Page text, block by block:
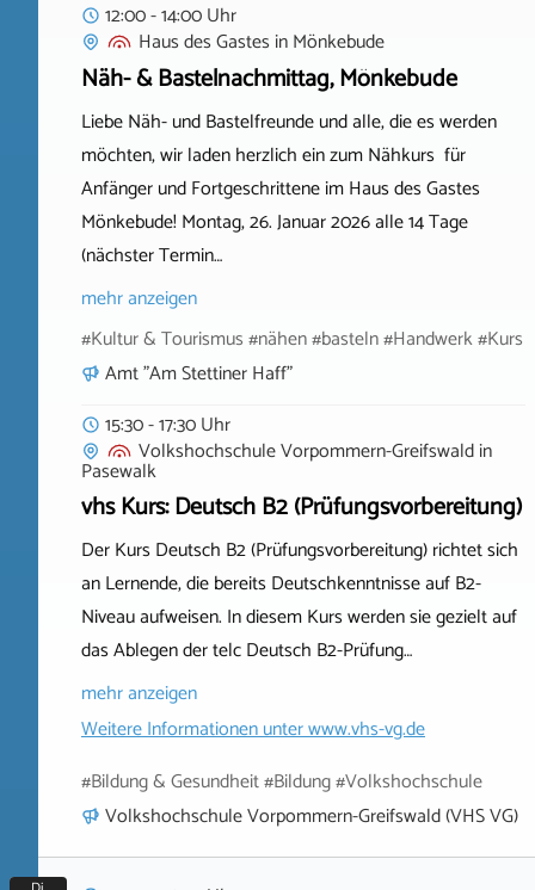
12:00 - 14:00 Uhr
Haus des Gastes inMönkebude
Näh- & Bastelnachmittag, Mönkebude
Liebe Näh- und Bastelfreunde und alle, die es werden
möchten, wir laden herzlich ein zum Nähkurs für
Anfänger und Fortgeschrittene im Haus des Gastes
Mönkebude! Montag, 26. Januar 2026 alle 14 Tage
(nächster Termin…
mehr anzeigen
#Kultur & Tourismus #nähen #basteln #Handwerk #Kurs
Amt "Am Stettiner Haff"
15:30 - 17:30 Uhr
Volkshochschule Vorpommern-Greifswaldin
Pasewalk
vhs Kurs: Deutsch B2 (Prüfungsvorbereitung)
Der Kurs Deutsch B2 (Prüfungsvorbereitung) richtet sich
an Lernende, die bereits Deutschkenntnisse auf B2-
Niveau aufweisen. In diesem Kurs werden sie gezielt auf
das Ablegen der telc Deutsch B2-Prüfung…
mehr anzeigen
Weitere Informationen unterwww.vhs-vg.de
#Bildung & Gesundheit #Bildung #Volkshochschule
Volkshochschule Vorpommern-Greifswald (VHS VG)